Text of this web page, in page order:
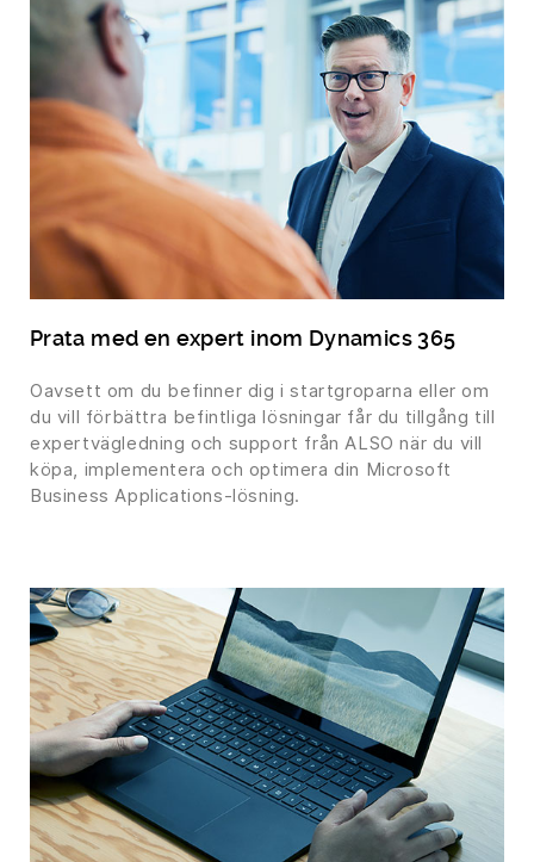
Prata med en expert inom Dynamics 365
Oavsett om du befinner dig i startgroparna eller om
du vill förbättra befintliga lösningar får du tillgång till
expertvägledning och support från ALSO när du vill
köpa, implementera och optimera din Microsoft
Business Applications-lösning.